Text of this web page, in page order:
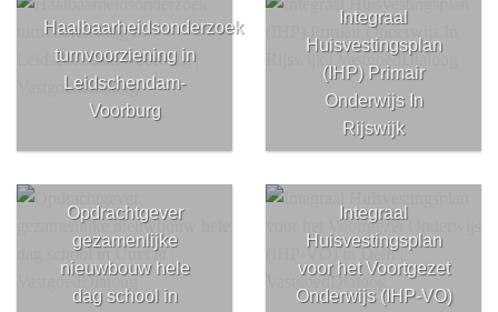
Haalbaarheidsonderzoek
turnvoorziening in
Leidschendam-
Voorburg
Integraal
Huisvestingsplan
(IHP) Primair
Onderwijs In
Rijswijk
Opdrachtgever
gezamenlijke
nieuwbouw hele
dag school in
Integraal
Huisvestingsplan
voor het Voortgezet
Onderwijs (IHP-VO)